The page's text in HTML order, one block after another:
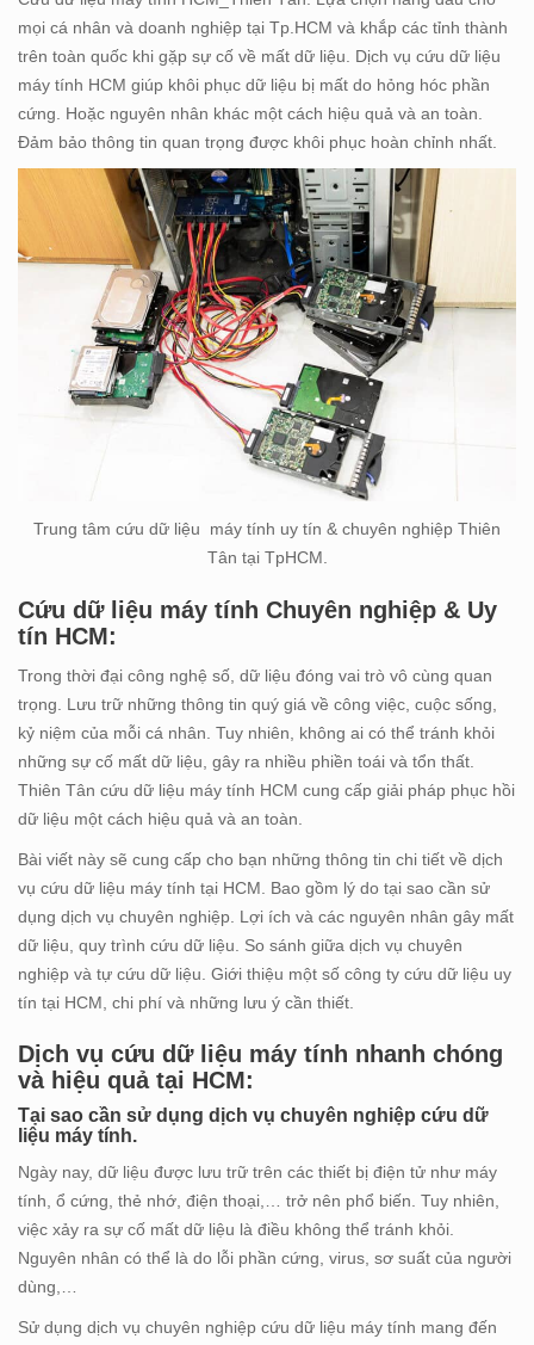
mọi cá nhân và doanh nghiệp tại Tp.HCM và khắp các tỉnh thành
trên toàn quốc khi gặp sự cố về mất dữ liệu. Dịch vụ cứu dữ liệu
máy tính HCM giúp khôi phục dữ liệu bị mất do hỏng hóc phần
cứng. Hoặc nguyên nhân khác một cách hiệu quả và an toàn.
Đảm bảo thông tin quan trọng được khôi phục hoàn chỉnh nhất.
Trung tâm cứu dữ liệu máy tính uy tín & chuyên nghiệp Thiên
Tân tại TpHCM.
Cứu dữ liệu máy tính Chuyên nghiệp & Uy
tín HCM:
Trong thời đại công nghệ số, dữ liệu đóng vai trò vô cùng quan
trọng. Lưu trữ những thông tin quý giá về công việc, cuộc sống,
kỷ niệm của mỗi cá nhân. Tuy nhiên, không ai có thể tránh khỏi
những sự cố mất dữ liệu, gây ra nhiều phiền toái và tổn thất.
Thiên Tân cứu dữ liệu máy tính HCM cung cấp giải pháp phục hồi
dữ liệu một cách hiệu quả và an toàn.
Bài viết này sẽ cung cấp cho bạn những thông tin chi tiết về dịch
vụ cứu dữ liệu máy tính tại HCM. Bao gồm lý do tại sao cần sử
dụng dịch vụ chuyên nghiệp. Lợi ích và các nguyên nhân gây mất
dữ liệu, quy trình cứu dữ liệu. So sánh giữa dịch vụ chuyên
nghiệp và tự cứu dữ liệu. Giới thiệu một số công ty cứu dữ liệu uy
tín tại HCM, chi phí và những lưu ý cần thiết.
Dịch vụ cứu dữ liệu máy tính nhanh chóng
và hiệu quả tại HCM:
Tại sao cần sử dụng dịch vụ chuyên nghiệp cứu dữ
liệu máy tính.
Ngày nay, dữ liệu được lưu trữ trên các thiết bị điện tử như máy
tính, ổ cứng, thẻ nhớ, điện thoại,… trở nên phổ biến. Tuy nhiên,
việc xảy ra sự cố mất dữ liệu là điều không thể tránh khỏi.
Nguyên nhân có thể là do lỗi phần cứng, virus, sơ suất của người
dùng,…
Sử dụng dịch vụ chuyên nghiệp cứu dữ liệu máy tính mang đến